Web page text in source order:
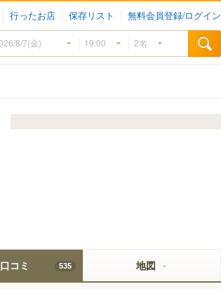
行ったお店 保存リスト 無料会員登録/ログイン
口コミ 535 地図